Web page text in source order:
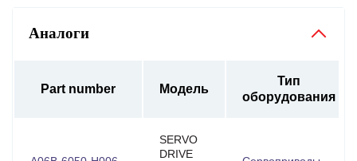
Аналоги
Part number Модель
Тип
оборудования
SERVO
DRIVE